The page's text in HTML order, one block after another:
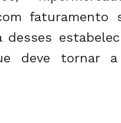
faturamento
desses
deve tornar a